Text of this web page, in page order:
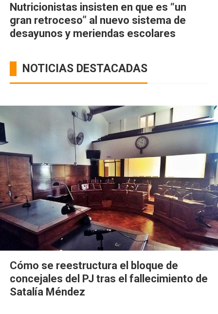
Nutricionistas insisten en que es “un
gran retroceso” al nuevo sistema de
desayunos y meriendas escolares
NOTICIAS DESTACADAS
Cómo se reestructura el bloque de
concejales del PJ tras el fallecimiento de
Satalía Méndez